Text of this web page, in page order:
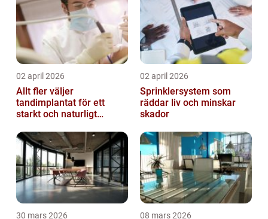
02 april 2026
Allt fler väljer
tandimplantat för ett
starkt och naturligt
02 april 2026
Sprinklersystem som
räddar liv och minskar
skador
30 mars 2026 08 mars 2026